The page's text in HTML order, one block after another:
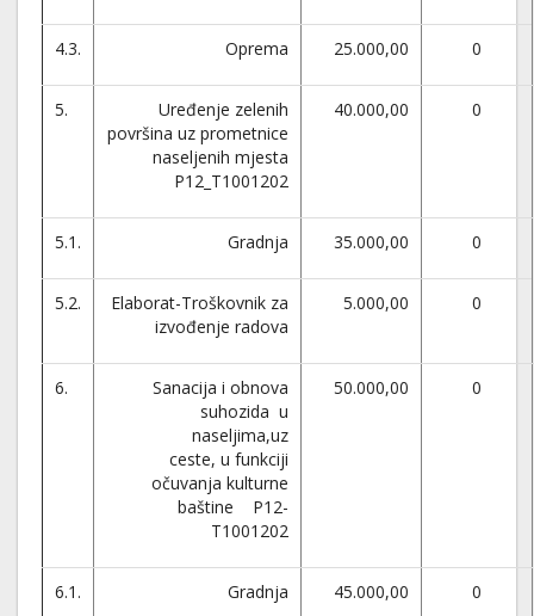
4.3. Oprema 25.000,00 0
5.
Uređenje zelenih
površina uz prometnice
naseljenih mjesta
P12_T1001202
40.000,00 0
5.1. Gradnja 35.000,00 0
5.2.
Elaborat-Troškovnik za
izvođenje radova
5.000,00 0
6.
Sanacija i obnova
suhozida u
naseljima,uz
ceste, u funkciji
očuvanja kulturne
baštine P12-
T1001202
50.000,00 0
6.1. Gradnja 45.000,00 0